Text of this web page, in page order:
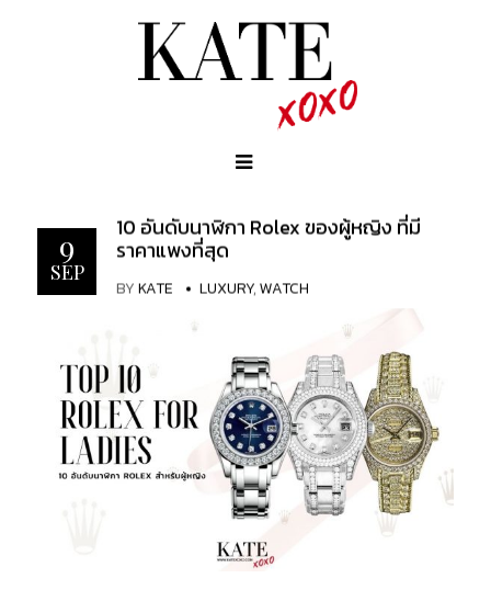
9
SEP
10 อันดับนาฬิกา Rolex ของผู้หญิง ที่มี
ราคาแพงที่สุด
BYKATE LUXURY,WATCH